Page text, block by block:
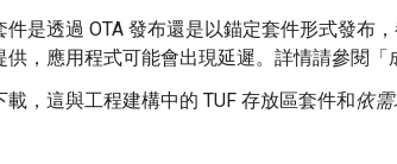
是透過 OTA 發布還是以錨定套件形式發布
，應用程式可能會出現延遲。詳情請參閱「
，這與工程建構中的 TUF 存放區套件和依